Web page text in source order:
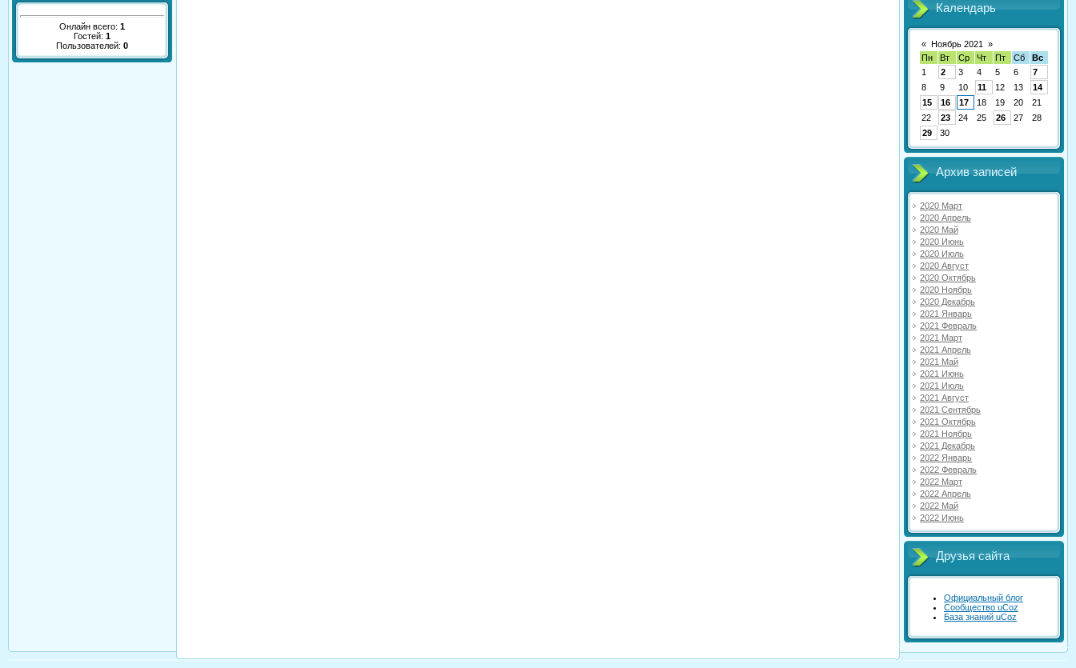
Онлайн всего: 1
Гостей: 1
Пользователей: 0
Календарь
« Ноябрь 2021
»
Пн
Вт Ср Чт Пт Сб
Вс
1
2 3 4 5 6
7
8
9 10 11 12 13
14
15
16 17 18 19 20
21
22
23 24 25 26 27
28
29
30
Архив записей
2020 Март
2020 Апрель
2020 Май
2020 Июнь
2020 Июль
2020 Август
2020 Октябрь
2020 Ноябрь
2020 Декабрь
2021 Январь
2021 Февраль
2021 Март
2021 Апрель
2021 Май
2021 Июнь
2021 Июль
2021 Август
2021 Сентябрь
2021 Октябрь
2021 Ноябрь
2021 Декабрь
2022 Январь
2022 Февраль
2022 Март
2022 Апрель
2022 Май
2022 Июнь
Друзья сайта
Официальный блог
Сообщество uCoz
База знаний uCoz